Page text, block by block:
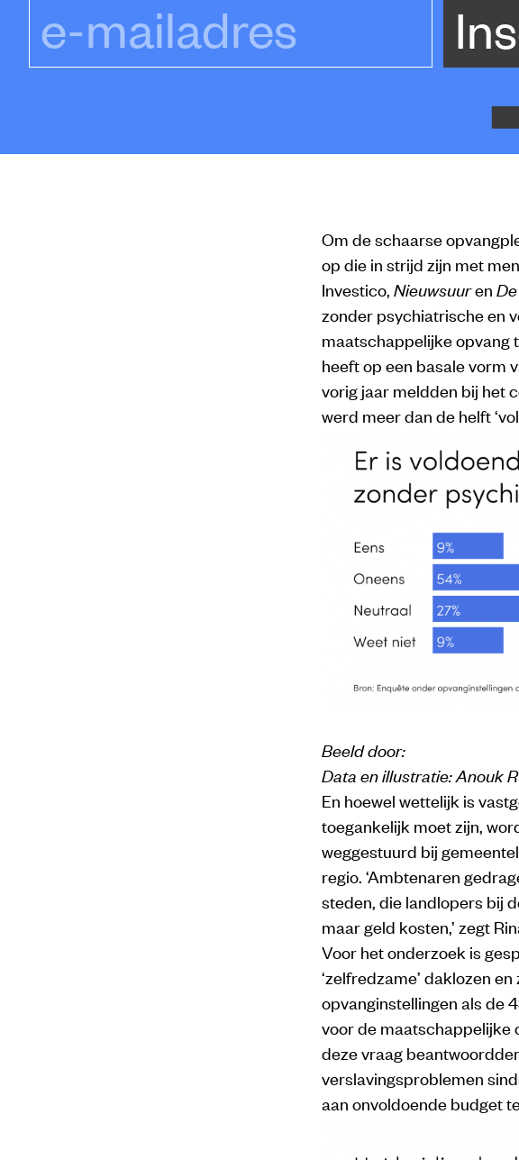
e-mailadres
Om de schaarse
op die in strijd zijn met
Investico, Nieuwsuuren
zonder psychiatrische en
maatschappelijke opvang
heeft op een basale vorm
vorig jaar meldden bij het
werd meer dan de helft
Beeld door:
Data en illustratie: Anouk
En hoewel wettelijk is
toegankelijk moet zijn,
weggestuurd bij
regio. ‘Ambtenaren
steden, die landlopers bij
maar geld kosten,’ zegt
Voor het onderzoek is
‘zelfredzame’ daklozen
opvanginstellingen als de
voor de maatschappelijke
deze vraag
verslavingsproblemen
aan onvoldoende budget